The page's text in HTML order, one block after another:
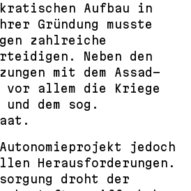
Aufbau in
Gründung musste
zahlreiche
Neben den
mit dem Assad-
vor allem die Kriege
dem sog.
jedoch
Herausforderungen.
droht der